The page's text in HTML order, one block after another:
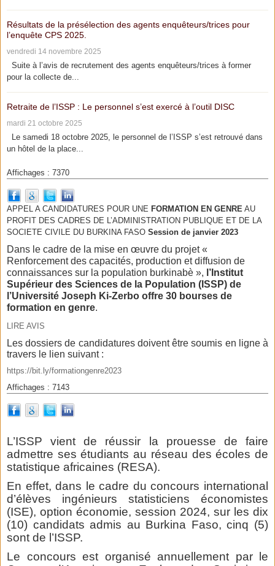
Résultats de la présélection des agents enquêteurs/trices pour
l’enquête CPS 2025.
vendredi 14 novembre 2025
Suite à l’avis de recrutement des agents enquêteurs/trices à former
pour la collecte de...
Retraite de l’ISSP : Le personnel s’est exercé à l’outil DISC
mardi 21 octobre 2025
Le samedi 18 octobre 2025, le personnel de l’ISSP s’est retrouvé dans
un hôtel de la place...
Affichages : 7370
APPEL A CANDIDATURES POUR UNE FORMATION EN GENRE AU
PROFIT DES CADRES DE L’ADMINISTRATION PUBLIQUE ET DE LA
SOCIETE CIVILE DU BURKINA FASO Session de janvier 2023
Dans le cadre de la mise en œuvre du projet «
Renforcement des capacités, production et diffusion de
connaissances sur la population burkinabè », l’Institut
Supérieur des Sciences de la Population (ISSP) de
l’Université Joseph Ki-Zerbo offre 30 bourses de
formation en genre.
LIRE AVIS
Les dossiers de candidatures doivent être soumis en ligne à
travers le lien suivant :
https://bit.ly/formationgenre2023
Affichages : 7143
L’ISSP vient de réussir la prouesse de faire
admettre ses étudiants au réseau des écoles de
statistique africaines (RESA).
En effet, dans le cadre du concours international
d’élèves ingénieurs statisticiens économistes
(ISE), option économie, session 2024, sur les dix
(10) candidats admis au Burkina Faso, cinq (5)
sont de l’ISSP.
Le concours est organisé annuellement par le